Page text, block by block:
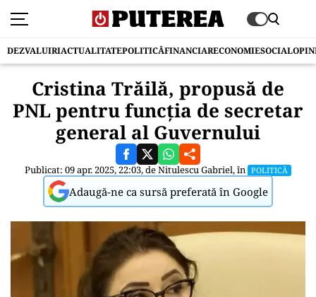
DEZVALUIRIACTUALITATEPOLITICĂFINANCIARECONOMIESOCIAL
Cristina Trăilă, propusă de
PNL pentru funcția de secretar
general al Guvernului
Publicat: 09 apr. 2025, 22:03, deNitulescu Gabriel, în POLITICĂ
Adaugă-ne ca sursă preferată în Google